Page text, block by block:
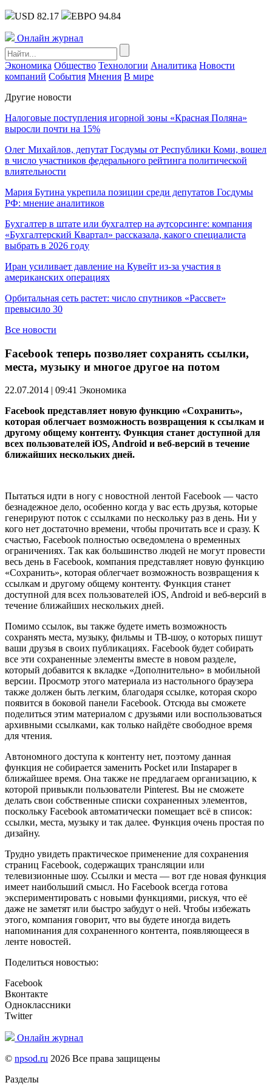
USD 82.17 ЕВРО 94.84
Онлайн журнал
Экономика Общество Технологии Аналитика Новости
компаний События Мнения В мире
Другие новости
Налоговые поступления игорной зоны «Красная Поляна»
выросли почти на 15%
Олег Михайлов, депутат Госдумы от Республики Коми, вошел
в число участников федерального рейтинга политической
влиятельности
Мария Бутина укрепила позиции среди депутатов Госдумы
РФ: мнение аналитиков
Бухгалтер в штате или бухгалтер на аутсорсинге: компания
«Бухгалтерский Квартал» рассказала, какого специалиста
выбрать в 2026 году
Иран усиливает давление на Кувейт из-за участия в
американских операциях
Орбитальная сеть растет: число спутников «Рассвет»
превысило 30
Все новости
Facebook теперь позволяет сохранять ссылки,
места, музыку и многое другое на потом
22.07.2014 | 09:41 Экономика
Facebook представляет новую функцию «Сохранить»,
которая облегчает возможность возвращения к ссылкам и
другому общему контенту. Функция станет доступной для
всех пользователей iOS, Android и веб-версий в течение
ближайших нескольких дней.
Пытаться идти в ногу с новостной лентой Facebook — часто
безнадежное дело, особенно когда у вас есть друзья, которые
генерируют поток с ссылками по нескольку раз в день. Ни у
кого нет достаточно времени, чтобы прочитать все и сразу. К
счастью, Facebook полностью осведомлена о временных
ограничениях. Так как большинство людей не могут провести
весь день в Facebook, компания представляет новую функцию
«Сохранить», которая облегчает возможность возвращения к
ссылкам и другому общему контенту. Функция станет
доступной для всех пользователей iOS, Android и веб-версий в
течение ближайших нескольких дней.
Помимо ссылок, вы также будете иметь возможность
сохранять места, музыку, фильмы и ТВ-шоу, о которых пишут
ваши друзья в своих публикациях. Facebook будет собирать
все эти сохраненные элементы вместе в новом разделе,
который добавится к вкладке «Дополнительно» в мобильной
версии. Просмотр этого материала из настольного браузера
также должен быть легким, благодаря ссылке, которая скоро
появится в боковой панели Facebook. Отсюда вы сможете
поделиться этим материалом с друзьями или воспользоваться
архивными ссылками, как только найдёте свободное время
для чтения.
Автономного доступа к контенту нет, поэтому данная
функция не собирается заменить Pocket или Instapaper в
ближайшее время. Она также не предлагаем организацию, к
которой привыкли пользователи Pinterest. Вы не сможете
делать свои собственные списки сохраненных элементов,
поскольку Facebook автоматически помещает всё в список:
ссылки, места, музыку и так далее. Функция очень простая по
дизайну.
Трудно увидеть практическое применение для сохранения
страниц Facebook, содержащих трансляции или
телевизионные шоу. Ссылки и места — вот где новая функция
имеет наибольший смысл. Но Facebook всегда готова
экспериментировать с новыми функциями, рискуя, что её
даже не заметят или быстро забудут о ней. Чтобы избежать
этого, компания говорит, что вы будете иногда видеть
напоминания для сохраненного контента, появляющееся в
ленте новостей.
Поделиться новостью:
Facebook
Вконтакте
Одноклассники
Twitter
Онлайн журнал
© npsod.ru 2026 Все права защищены
Разделы